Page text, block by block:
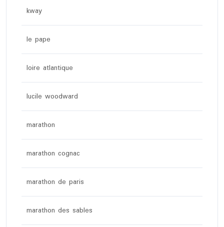
kway
le pape
loire atlantique
lucile woodward
marathon
marathon cognac
marathon de paris
marathon des sables